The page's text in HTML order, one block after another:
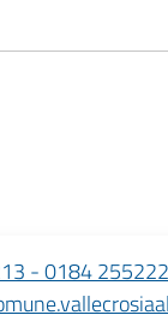
- 0184